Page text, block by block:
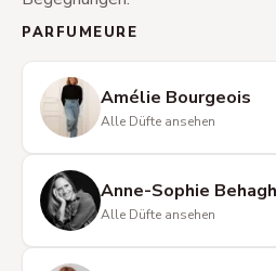
PARFUMEURE
Amélie Bourgeois
Alle Düfte ansehen
Anne-Sophie
Alle Düfte ansehen